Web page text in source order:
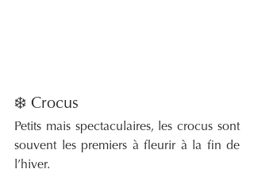
❄️ Crocus
Petits mais spectaculaires, les crocus sont
souvent les premiers à fleurir à la fin de
l’hiver.